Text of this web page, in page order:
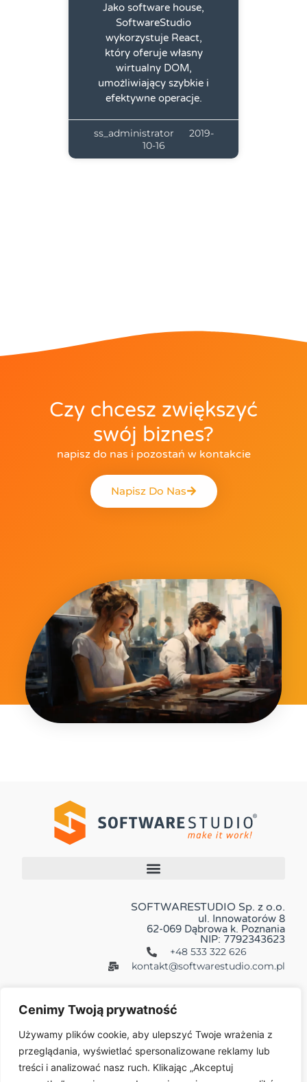
Cenimy Twoją prywatność
Używamy plików cookie, aby ulepszyć Twoje wrażenia z
przeglądania, wyświetlać spersonalizowane reklamy lub
treści i analizować nasz ruch. Klikając „Akceptuj
Jako software house,
SoftwareStudio
wykorzystuje React,
który oferuje własny
wirtualny DOM,
umożliwiający szybkie i
efektywne operacje.
ss_administrator
2019-
10-16
Czy chcesz zwiększyć
swój biznes?
napisz do nas i pozostań w kontakcie
Napisz Do Nas
SOFTWARESTUDIO Sp. z o.o.
ul. Innowatorów 8
62-069 Dąbrowa k. Poznania
NIP: 7792343623
+48 533 322 626
kontakt@softwarestudio.com.pl
Więcej: